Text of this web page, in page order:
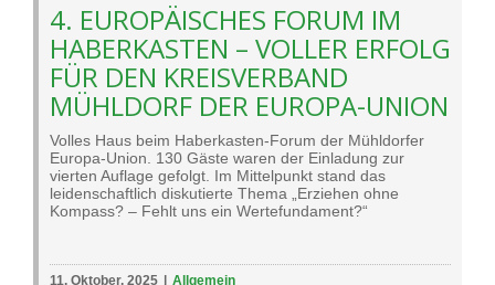
4. EUROPÄISCHES FORUM IM
HABERKASTEN – VOLLER ERFOLG
FÜR DEN KREISVERBAND
MÜHLDORF DER EUROPA-UNION
Volles Haus beim Haberkasten-Forum der Mühldorfer
Europa-Union. 130 Gäste waren der Einladung zur
vierten Auflage gefolgt. Im Mittelpunkt stand das
leidenschaftlich diskutierte Thema „Erziehen ohne
Kompass? – Fehlt uns ein Wertefundament?“
11. Oktober, 2025 Allgemein